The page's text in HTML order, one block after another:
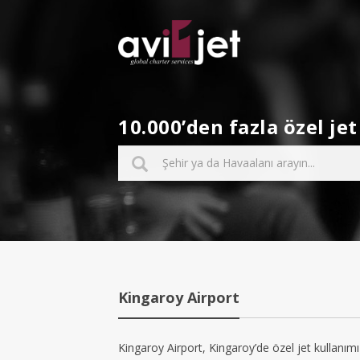
10.000’den fazla özel
Kingaroy Airport
Kingaroy Airport, Kingaroy’de özel jet